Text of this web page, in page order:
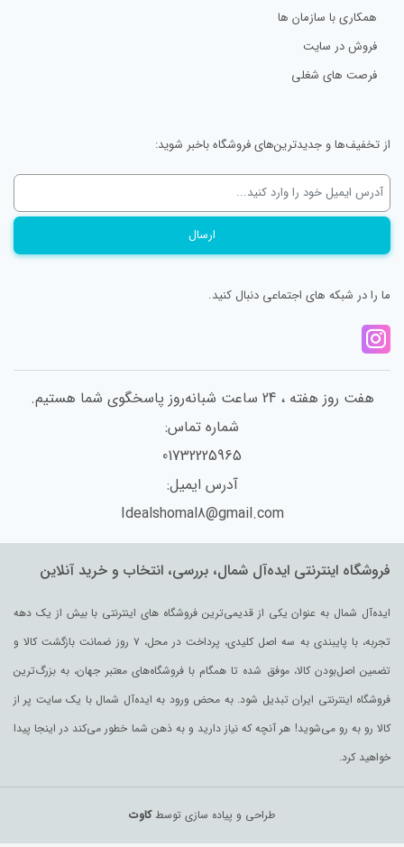
همکاری با سازمان ها
فروش در سایت
فرصت های شغلی
از تخفیف‌ها و جدیدترین‌های فروشگاه باخبر شوید:
ما را در شبکه های اجتماعی دنبال کنید.
هفت روز هفته ، 24 ساعت شبانه‌روز پاسخگوی شما هستیم.
شماره تماس:
01732225965
آدرس ایمیل:
Idealshomal8@gmail.com
فروشگاه اینترنتی ایده‌آل شمال، بررسی، انتخاب و خرید آنلاین
ایده‌آل شمال به عنوان یکی از قدیمی‌ترین فروشگاه های اینترنتی با بیش از یک دهه
تجربه، با پایبندی به سه اصل کلیدی، پرداخت در محل، ۷ روز ضمانت بازگشت کالا و
تضمین اصل‌بودن کالا، موفق شده تا همگام با فروشگاه‌های معتبر جهان، به بزرگ‌ترین
فروشگاه اینترنتی ایران تبدیل شود. به محض ورود به ایده‌آل شمال با یک سایت پر از
کالا رو به رو می‌شوید! هر آنچه که نیاز دارید و به ذهن شما خطور می‌کند در اینجا پیدا
خواهید کرد.
طراحی و پیاده سازی توسطکاوت